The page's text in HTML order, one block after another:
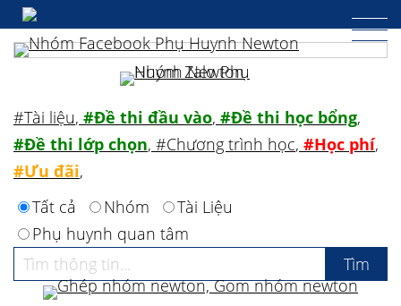
#Tài liệu, #Đề thi đầu vào, #Đề thi học bổng,
#Đề thi lớp chọn, #Chương trình học, #Học phí,
#Ưu đãi,
Tất cả
Nhóm
Tài Liệu
Phụ huynh quan tâm